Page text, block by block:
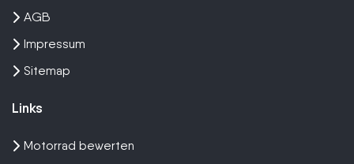
AGB
Impressum
Sitemap
Links
Motorrad bewerten